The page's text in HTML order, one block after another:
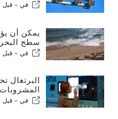
في - قبل 10 ساعات
يمكن أن
المائة من
في - قبل 10 ساعات
البرتغال
بدون فولتا
في - قبل 11 ساعة